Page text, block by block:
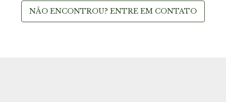
NÃO ENCONTROU? ENTRE EM CONTATO